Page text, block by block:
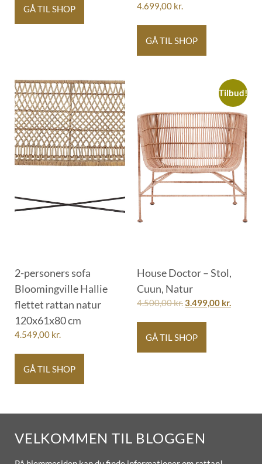
GÅ TIL SHOP 4.699,00 kr.
GÅ TIL SHOP
2-personers sofa
Bloomingville Hallie
flettet rattan natur
120x61x80 cm
4.549,00 kr.
GÅ TIL SHOP
Tilbud!
House Doctor – Stol,
Cuun, Natur
4.500,00kr.3.499,00 kr.
GÅ TIL SHOP
VELKOMMEN TIL BLOGGEN